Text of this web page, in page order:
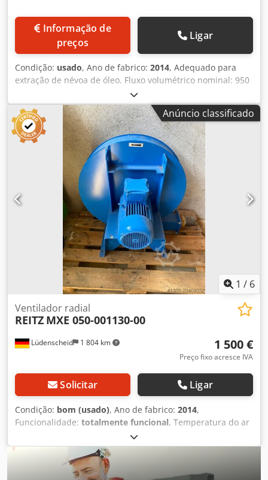
preços
Ligar
Condição: usado, Ano de fabrico: 2014, Adequado para
extração de névoa de óleo. Fluxo volumétrico nominal: 950
m³/h Nível de ruído: 71 dB(A) Velocidade: 2850 rpm
Dimensões L x P x A aprox.: 525 x 592 x 781 mm Peso
aprox.: 55 kg Dodpfownprxex Ahmsck Carga conectada
aprox.: 0,75 kW (400 V / 50 Hz), Cor: Cinza
Anúncio classificado
1 / 6
Lüdenscheid 1 804 km
Ventilador radial
REITZ MXE 050-001130-00
1 500 €
Preço fixo acresce IVA
Solicitar Ligar
Condição: bom (usado), Ano de fabrico: 2014,
Funcionalidade: totalmente funcional, Temperatura do ar
de admissão: 20° Densidade no coletor de admissão: 1,2
kg/m³ Vazão volumétrica: 8,3 m³/min Rotação: 2.882 1/min
Dsdezn Rfkepfx Ahmsck